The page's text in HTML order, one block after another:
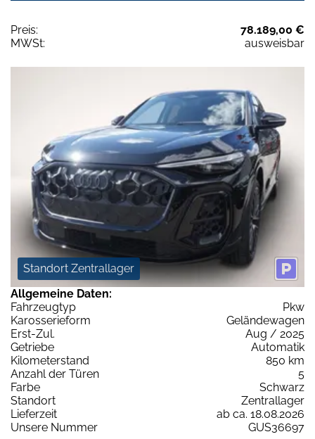
Preis:
78.189,00 €
MWSt:
ausweisbar
Standort Zentrallager
Allgemeine Daten:
Fahrzeugtyp
Pkw
Karosserieform
Geländewagen
Erst-Zul.
Aug / 2025
Getriebe
Automatik
Kilometerstand
850 km
Anzahl der Türen
5
Farbe
Schwarz
Standort
Zentrallager
Lieferzeit
ab ca. 18.08.2026
Unsere Nummer
GUS36697